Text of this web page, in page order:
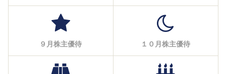
９月株主優待 １０月株主優待